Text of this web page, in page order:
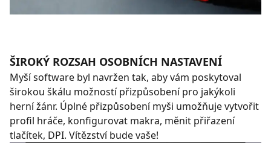
ŠIROKÝ ROZSAH OSOBNÍCH NASTAVENÍ
Myší software byl navržen tak, aby vám poskytoval
širokou škálu možností přizpůsobení pro jakýkoli
herní žánr. Úplné přizpůsobení myši umožňuje vytvořit
profil hráče, konfigurovat makra, měnit přiřazení
tlačítek, DPI. Vítězství bude vaše!